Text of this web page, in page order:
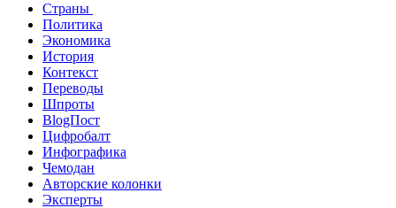
Страны
Политика
Экономика
История
Контекст
Переводы
Шпроты
BlogПост
Цифробалт
Инфографика
Чемодан
Авторские колонки
Эксперты